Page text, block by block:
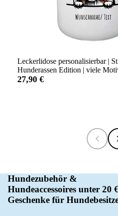
Leckerlidose personalisierbar |
Hunderassen Edition | viele
27,90 €
Hundezubehör &
Hundeaccessoires unter 20
Geschenke für